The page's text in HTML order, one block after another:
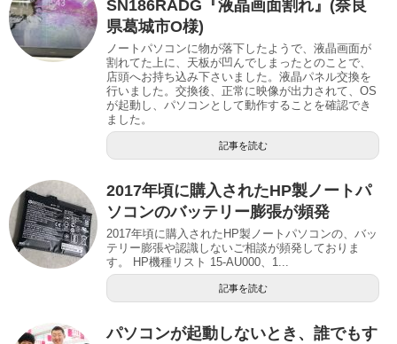
SN186RADG『液晶画面割れ』(奈良
県葛城市O様)
ノートパソコンに物が落下したようで、液晶画面が
割れてた上に、天板が凹んでしまったとのことで、
店頭へお持ち込み下さいました。液晶パネル交換を
行いました。交換後、正常に映像が出力されて、OS
が起動し、パソコンとして動作することを確認でき
ました。
記事を読む
2017年頃に購入されたHP製ノートパ
ソコンのバッテリー膨張が頻発
2017年頃に購入されたHP製ノートパソコンの、バッ
テリー膨張や認識しないご相談が頻発しておりま
す。 HP機種リスト 15-AU000、1...
記事を読む
パソコンが起動しないとき、誰でもす